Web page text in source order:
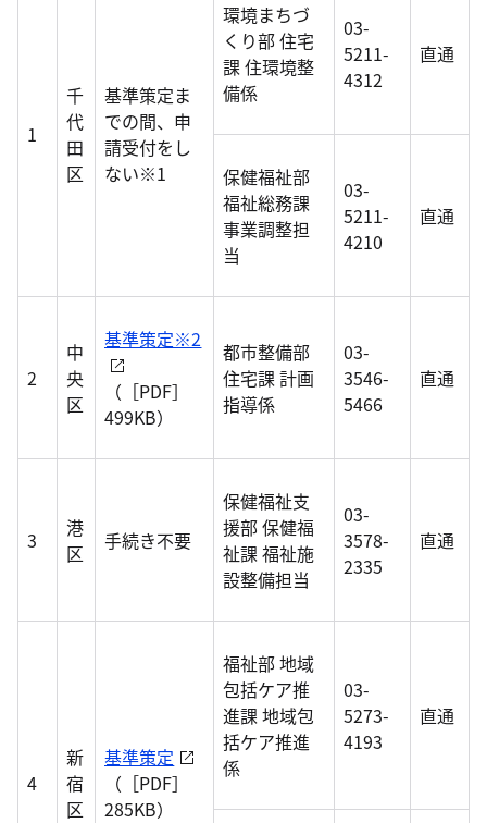
1
千
代
田
区
基準策定ま
での間、申
請受付をし
ない※1
環境まちづ
くり部 住宅
課 住環境整
備係
03-
5211-
4312
直通
保健福祉部
福祉総務課
事業調整担
当
03-
5211-
4210
直通
2
中
央
区
基準策定※2
（［PDF］
499KB）
都市整備部
住宅課 計画
指導係
03-
3546-
5466
直通
3
港
区
手続き不要
保健福祉支
援部 保健福
祉課 福祉施
設整備担当
03-
3578-
2335
直通
4
新
宿
区
基準策定
（［PDF］
285KB）
福祉部 地域
包括ケア推
進課 地域包
括ケア推進
係
03-
5273-
4193
直通